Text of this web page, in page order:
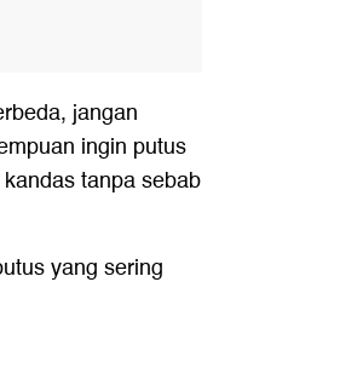
jangan
ingin putus
tanpa sebab
yang sering